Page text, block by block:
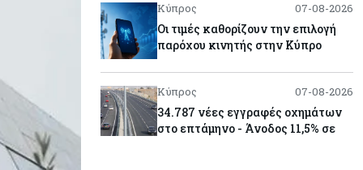
Κύπρος 07-08-2026
Οι τιμές καθορίζουν την επιλογή
παρόχου κινητής στην Κύπρο
Κύπρος 07-08-2026
34.787 νέες εγγραφές οχημάτων
στο επτάμηνο - Άνοδος 11,5% σε